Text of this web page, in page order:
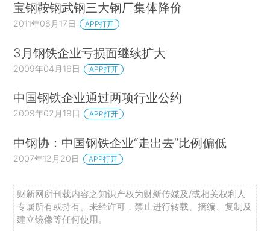
宝钢鞍钢武钢三大钢厂集体降价
2011年06月17日 APP打开
3月钢铁企业亏损面继续扩大
2009年04月16日 APP打开
中国钢铁企业通过两项行业公约
2009年02月19日 APP打开
中钢协：中国钢铁企业“走出去”比例偏低
2007年12月20日 APP打开
财新网所刊载内容之知识产权为财新传媒及/或相关权利人
专属所有或持有。未经许可，禁止进行转载、摘编、复制及
建立镜像等任何使用。